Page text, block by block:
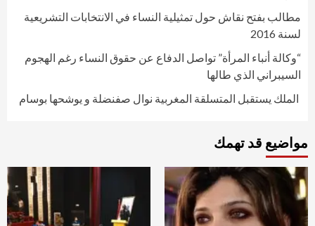
مطالب بفتح نقاش حول تمثيلية النساء في الانتخابات التشريعية
لسنة 2016
“وكالة أنباء المرأة” تواصل الدفاع عن حقوق النساء رغم الهجوم
السيبراني الذي طالها
الملك يستقبل المتسلقة المغربية نوال صفنضلة و يوشحها بوسام
مواضيع قد تهمك